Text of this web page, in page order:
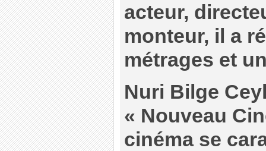
acteur,
monteur, il a
métrages et
Nuri Bilge
« Nouveau
cinéma se